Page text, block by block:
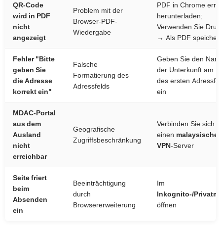
QR-Code
wird in PDF
nicht
angezeigt
Problem mit der
Browser-PDF-
Wiedergabe
PDF in Chrome
herunterladen;
Verwenden Sie
→ Als PDF
Fehler "Bitte
geben Sie
die Adresse
korrekt ein"
Falsche
Formatierung des
Adressfelds
Geben Sie den
der Unterkunft am
des ersten
ein
MDAC-Portal
aus dem
Ausland
nicht
erreichbar
Geografische
Zugriffsbeschränkung
Verbinden Sie sich
einen
VPN-Server
Seite friert
beim
Absenden
ein
Beeinträchtigung
durch
Browsererweiterung
Im
Inkognito-/
öffnen